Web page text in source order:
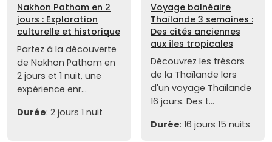
Nakhon Pathom en 2
jours : Exploration
culturelle et historique
Partez à la découverte
de Nakhon Pathom en
2 jours et 1 nuit, une
expérience enr...
Durée: 2 jours 1 nuit
Voyage balnéaire
Thaïlande 3 semaines :
Des cités anciennes
aux îles tropicales
Découvrez les trésors
de la Thaïlande lors
d'un voyage Thaïlande
16 jours. Des t...
Durée: 16 jours 15 nuits